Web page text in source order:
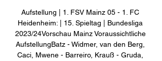
Aufstellung | 1. FSV Mainz 05 - 1. FC
Heidenheim: | 15. Spieltag | Bundesliga
2023/24Vorschau Mainz Voraussichtliche
AufstellungBatz - Widmer, van den Berg,
Caci, Mwene - Barreiro, Krauß - Gruda,